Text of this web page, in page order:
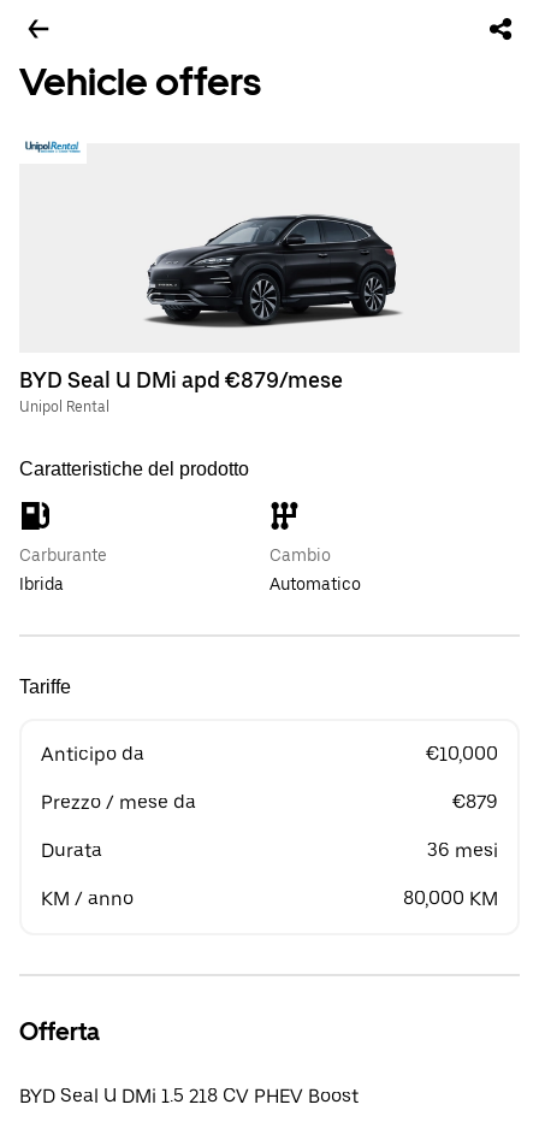
Vehicle offers
BYD Seal U DMi apd €879/mese
Unipol Rental
Caratteristiche del prodotto
Carburante
Ibrida
Cambio
Automatico
Tariffe
Anticipo da €10,000
Prezzo / mese da €879
Durata 36 mesi
KM / anno 80,000 KM
Offerta
BYD Seal U DMi 1.5 218 CV PHEV Boost